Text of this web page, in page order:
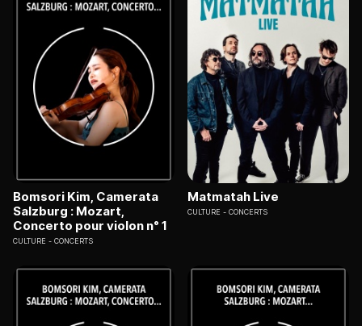
Bomsori Kim, Camerata
Salzburg : Mozart,
Concerto pour violon n° 1
CULTURE CONCERTS
Matmatah Live
CULTURE CONCERTS